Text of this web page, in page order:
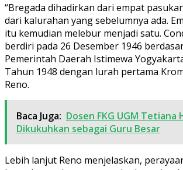
“Bregada dihadirkan dari empat
dari kalurahan yang sebelumnya ada.
itu kemudian melebur menjadi satu.
berdiri pada 26 Desember 1946
Pemerintah Daerah Istimewa
Tahun 1948 dengan lurah pertama
Reno.
Baca Juga: Dosen FKG UGM Tetiana
Dikukuhkan sebagai Guru Besar
Lebih lanjut Reno menjelaskan,